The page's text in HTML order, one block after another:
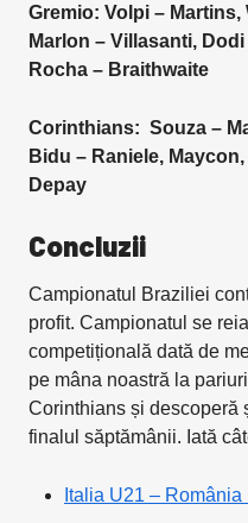
Gremio: Volpi –
Marlon – Villasanti,
Rocha – Braithwaite
Corinthians: Souza –
Bidu – Raniele,
Depay
Concluzii
Campionatul Braziliei
profit. Campionatul se
competițională dată de
pe mâna noastră la
Corinthians și descoperă
finalul săptămânii. Iată
Italia U21 – România